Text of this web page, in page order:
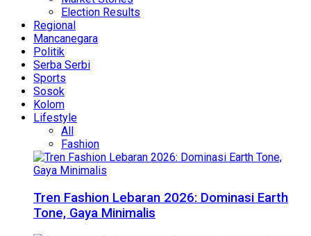
Election Results
Regional
Mancanegara
Politik
Serba Serbi
Sports
Sosok
Kolom
Lifestyle
All
Fashion
Tren Fashion Lebaran 2026: Dominasi Earth
Tone, Gaya Minimalis